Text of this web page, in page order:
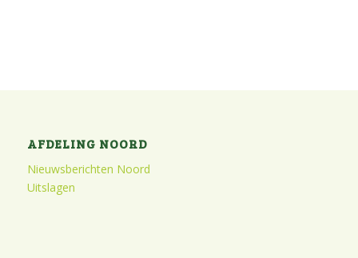
AFDELING NOORD
Nieuwsberichten Noord
Uitslagen